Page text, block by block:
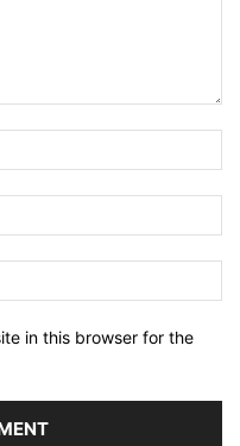
in this browser for the